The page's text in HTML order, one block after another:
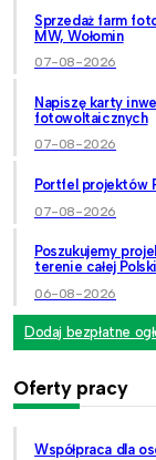
Sprzedaż farm
MW, Wołomin
07-08-2026
Napiszę karty
fotowoltaicznych
07-08-2026
Portfel projektów
07-08-2026
Poszukujemy
terenie całej Polski
06-08-2026
Dodaj bezpłatne
Oferty pracy
Współpraca dla